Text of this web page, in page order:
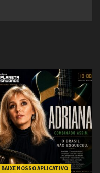
BAIXE NOSSO APLICATIVO